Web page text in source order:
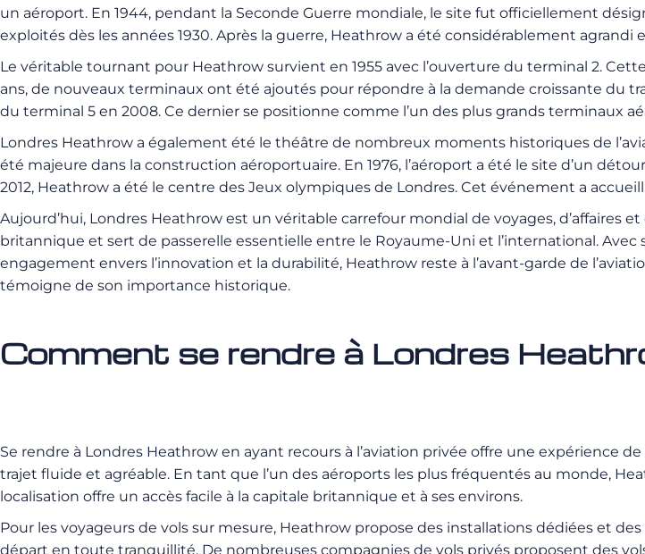
un aéroport. En 1944, pendant la Seconde Guerre mondiale, le site fut officiellement
exploités dès les années 1930. Après la guerre, Heathrow a été considérablement
Le véritable tournant pour Heathrow survient en 1955 avec l’ouverture du terminal 2.
ans, de nouveaux terminaux ont été ajoutés pour répondre à la demande croissante du
du terminal 5 en 2008. Ce dernier se positionne comme l’un des plus grands terminaux
Londres Heathrow a également été le théâtre de nombreux moments historiques de
été majeure dans la construction aéroportuaire. En 1976, l’aéroport a été le site d’un
2012, Heathrow a été le centre des Jeux olympiques de Londres. Cet événement a
Aujourd’hui, Londres Heathrow est un véritable carrefour mondial de voyages, d’affaires
britannique et sert de passerelle essentielle entre le Royaume-Uni et l’international.
engagement envers l’innovation et la durabilité, Heathrow reste à l’avant-garde de
témoigne de son importance historique.
Comment se rendre à Londres
Se rendre à Londres Heathrow en ayant recours à l’aviation privée offre une expérience de
trajet fluide et agréable. En tant que l’un des aéroports les plus fréquentés au monde,
localisation offre un accès facile à la capitale britannique et à ses environs.
Pour les voyageurs de vols sur mesure, Heathrow propose des installations dédiées et des
départ en toute tranquillité. De nombreuses compagnies de vols privés proposent des